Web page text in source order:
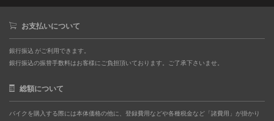
お支払いについて
銀行振込 がご利用できます。
銀行振込の振替手数料はお客様にご負担頂いております。ご了承下さいませ。
総額について
バイクを購入する際には本体価格の他に、登録費用などや各種税金など「諸費用」が掛かり